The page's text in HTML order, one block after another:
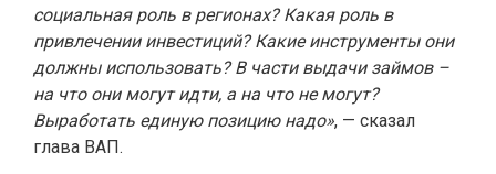
социальная роль в регионах? Какая роль в
привлечении инвестиций? Какие инструменты они
должны использовать? В части выдачи займов –
на что они могут идти, а на что не могут?
Выработать единую позицию надо», — сказал
глава ВАП.